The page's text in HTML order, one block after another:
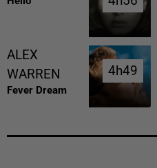
ALEX
WARREN
Fever Dream
4h49
4h49